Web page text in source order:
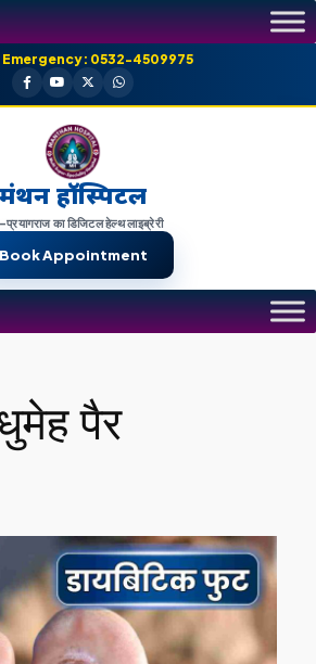
0532-4509975
मंथन हॉस्पिटल
प्रयागराज का डिजिटल हेल्थ लाइब्रेरी
Book Appointment
पैर